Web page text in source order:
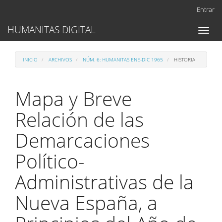
Contenido
principal
lateral
Entrar
Toggle
HUMANITAS DIGITAL
INICIO ARCHIVOS NÚM. 6: HUMANITAS ENE-DIC 1965 HISTORIA
Mapa y Breve
Relación de las
Demarcaciones
Político-
Administrativas de la
Nueva España, a